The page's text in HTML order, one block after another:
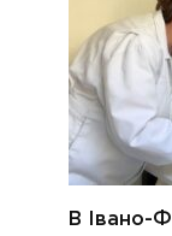
В Івано-